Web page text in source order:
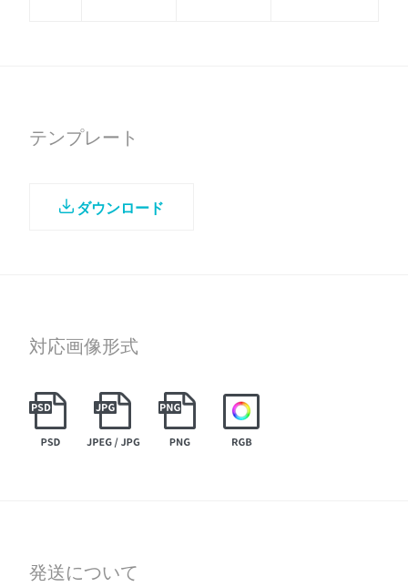
テンプレート
ダウンロード
対応画像形式
発送について